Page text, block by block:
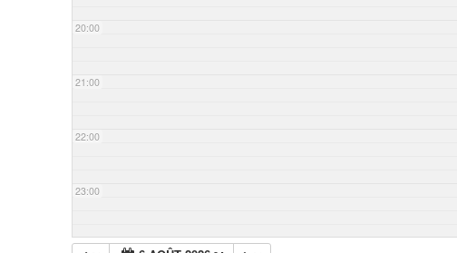
20:00
21:00
22:00
23:00